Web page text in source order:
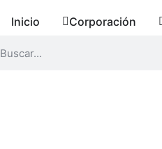
Inicio Corporación